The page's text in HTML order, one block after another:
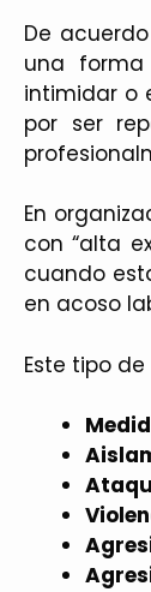
De
una
intimidar o
por ser
En
con “alta
cuando
en acoso
Este tipo